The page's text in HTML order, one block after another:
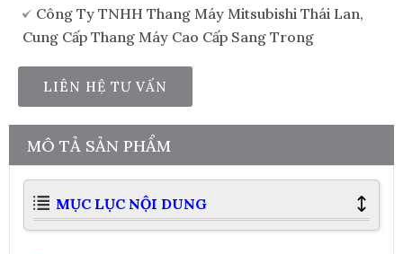
Công Ty TNHH Thang Máy Mitsubishi Thái Lan,
Cung Cấp Thang Máy Cao Cấp Sang Trong
LIÊN HỆ TƯ VẤN
MÔ TẢ SẢN PHẨM
MỤC LỤC NỘI DUNG